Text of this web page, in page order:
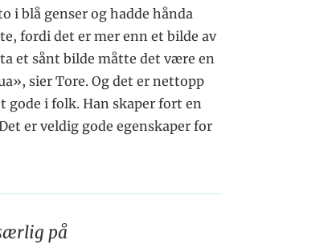
i blå genser og hadde hånda
fordi det er mer enn et bilde av
et sånt bilde måtte det være en
sier Tore. Og det er nettopp
gode i folk. Han skaper fort en
er veldig gode egenskaper for
på